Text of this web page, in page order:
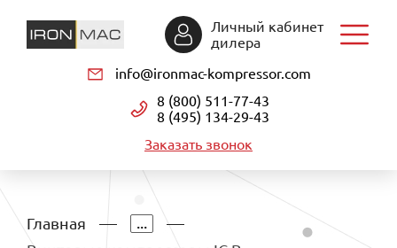
info@ironmac-kompressor.com
8 (800) 511-77-43
8 (495) 134-29-43
Заказать звонок
Личный кабинет
дилера
Главная
...